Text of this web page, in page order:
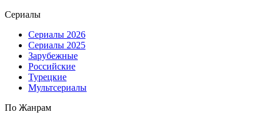
Сериалы
Сериалы 2026
Сериалы 2025
Зарубежные
Российские
Турецкие
Мультсериалы
По Жанрам